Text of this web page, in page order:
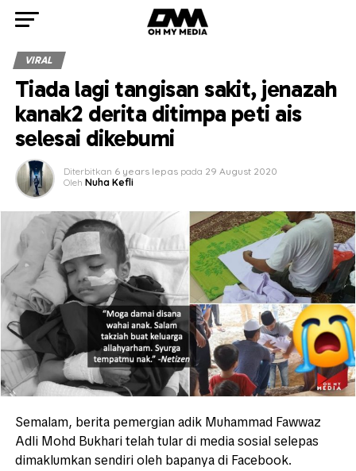
VIRAL
Tiada lagi tangisan sakit, jenazah
kanak2 derita ditimpa peti ais
selesai dikebumi
Diterbitkan 6 years lepas pada 29 August 2020
Oleh Nuha Kefli
Semalam, berita pemergian adik Muhammad Fawwaz
Adli Mohd Bukhari telah tular di media sosial selepas
dimaklumkan sendiri oleh bapanya di Facebook.